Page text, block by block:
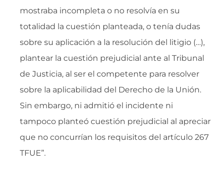
mostraba incompleta o no resolvía en su
totalidad la cuestión planteada, o tenía dudas
sobre su aplicación a la resolución del litigio (…),
plantear la cuestión prejudicial ante al Tribunal
de Justicia, al ser el competente para resolver
sobre la aplicabilidad del Derecho de la Unión.
Sin embargo, ni admitió el incidente ni
tampoco planteó cuestión prejudicial al apreciar
que no concurrían los requisitos del artículo 267
TFUE”.